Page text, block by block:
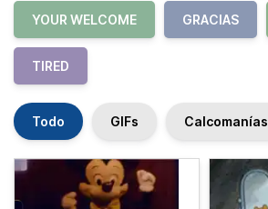
YOUR WELCOME GRACIAS
TIRED
Todo GIFs Calcomanías